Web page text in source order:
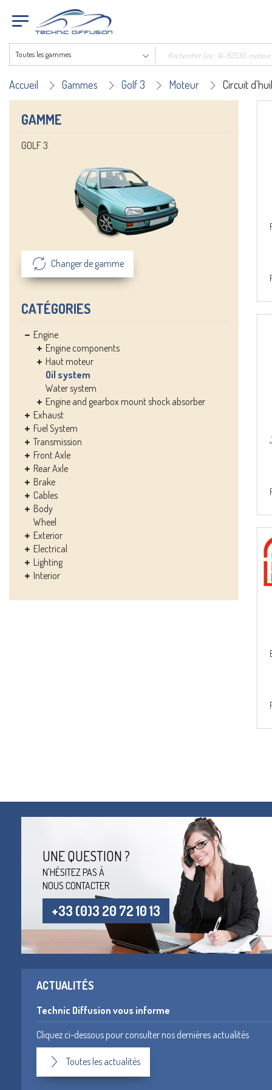
Toutes les gammes
Accueil Gammes Golf 3 Moteur Circuit
GAMME
GOLF 3
Changer de gamme
CATÉGORIES
Engine
Engine components
Haut moteur
Oil system
Water system
Engine and gearbox mount shock absorber
Exhaust
Fuel System
Transmission
Front Axle
Rear Axle
Brake
Cables
Body
Wheel
Exterior
Electrical
Lighting
Interior
UNE QUESTION ?
N'HÉSITEZ PAS À
NOUS CONTACTER
+33 (0)3 20 72 10 13
ACTUALITÉS
Technic Diffusion vous informe
Cliquez ci-dessous pour consulter nos dernières actualités
Toutes les actualités